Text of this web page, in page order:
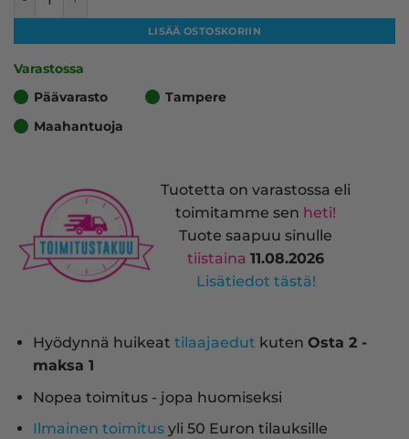
LISÄÄ OSTOSKORIIN
Varastossa
Päävarasto
Tampere
Maahantuoja
Tuotetta on varastossa eli
toimitamme sen heti!
Tuote saapuu sinulle
tiistaina11.08.2026
Lisätiedot tästä!
Hyödynnä huikeat tilaajaedut kuten Osta 2 -
maksa 1
Nopea toimitus - jopa huomiseksi
Ilmainen toimitusyli 50 Euron tilauksille